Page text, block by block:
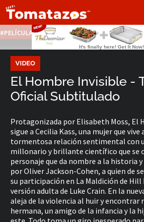
PELÍCULAS STREAMING GRATIS NOTICIAS
VIDEO
El Hombre Invisible -
Oficial Subtitulado
Protagonizada por Elisabeth Moss, El
sigue a Cecilia Kass, una mujer que vive
tormentosa relación sentimental con
millonario y brillante científico que se
personaje que da nombre a la historia
por Oliver Jackson-Cohen, a quien de
su participación en La Maldición de Hill
versión adulta de Luke Crain. En la
aleja de la violencia al huir y encontrar
hermana, un amigo de la infancia y la